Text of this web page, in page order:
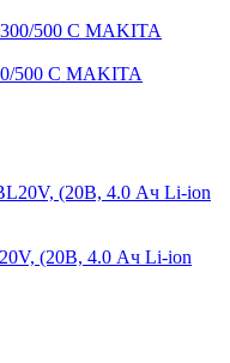
500 С MAKITA
(20В, 4.0 Ач Li-ion